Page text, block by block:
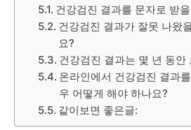
건강검진 결과를 문자로 받
건강검진 결과가 잘못 나왔
요?
건강검진 결과는 몇 년 동안
온라인에서 건강검진 결과
우 어떻게 해야 하나요?
같이보면 좋은글: